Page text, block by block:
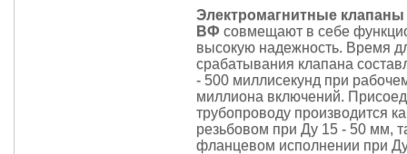
Электромагнитные
ВФ совмещают в себе
высокую надежность. Время
срабатывания клапана
- 500 миллисекунд при
миллиона включений.
трубопроводу производится
резьбовом при Ду 15 - 50 мм,
фланцевом исполнении при